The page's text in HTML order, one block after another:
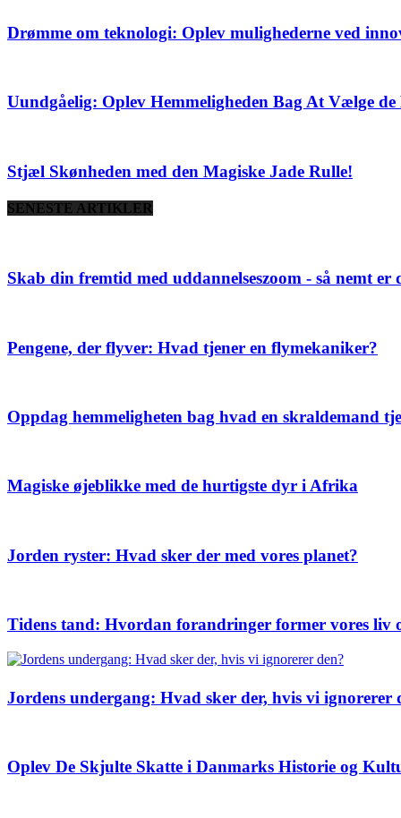
Drømme om teknologi: Oplev mulighederne ved
Uundgåelig: Oplev Hemmeligheden Bag At Vælge de
Stjæl Skønheden med den Magiske Jade Rulle!
SENESTE ARTIKLER
Skab din fremtid med uddannelseszoom - så nemt er
Pengene, der flyver: Hvad tjener en flymekaniker?
Oppdag hemmeligheten bag hvad en skraldemand
Magiske øjeblikke med de hurtigste dyr i Afrika
Jorden ryster: Hvad sker der med vores planet?
Tidens tand: Hvordan forandringer former vores liv
Jordens undergang: Hvad sker der, hvis vi ignorerer
Oplev De Skjulte Skatte i Danmarks Historie og